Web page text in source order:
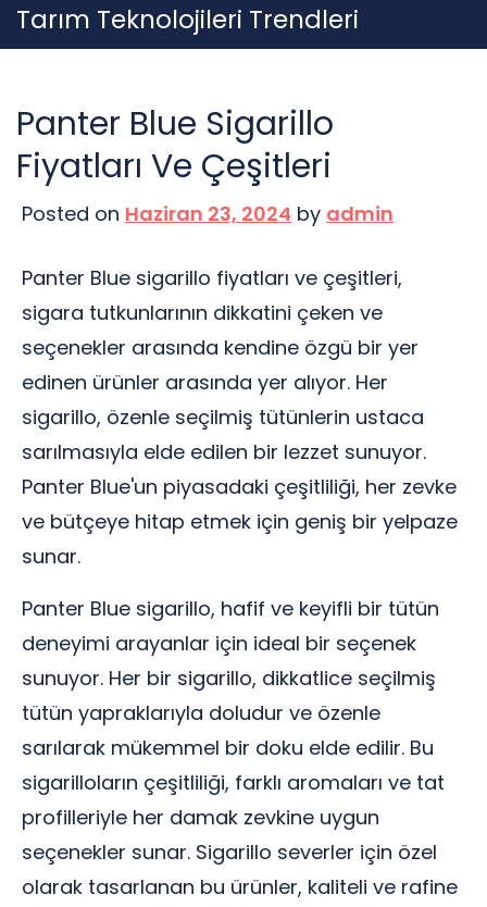
Skip
to
Tarım Teknolojileri Trendleri
Panter Blue Sigarillo
Fiyatları Ve Çeşitleri
Posted on Haziran 23, 2024 by admin
Panter Blue sigarillo fiyatları ve çeşitleri,
sigara tutkunlarının dikkatini çeken ve
seçenekler arasında kendine özgü bir yer
edinen ürünler arasında yer alıyor. Her
sigarillo, özenle seçilmiş tütünlerin ustaca
sarılmasıyla elde edilen bir lezzet sunuyor.
Panter Blue'un piyasadaki çeşitliliği, her zevke
ve bütçeye hitap etmek için geniş bir yelpaze
sunar.
Panter Blue sigarillo, hafif ve keyifli bir tütün
deneyimi arayanlar için ideal bir seçenek
sunuyor. Her bir sigarillo, dikkatlice seçilmiş
tütün yapraklarıyla doludur ve özenle
sarılarak mükemmel bir doku elde edilir. Bu
sigarilloların çeşitliliği, farklı aromaları ve tat
profilleriyle her damak zevkine uygun
seçenekler sunar. Sigarillo severler için özel
olarak tasarlanan bu ürünler, kaliteli ve rafine